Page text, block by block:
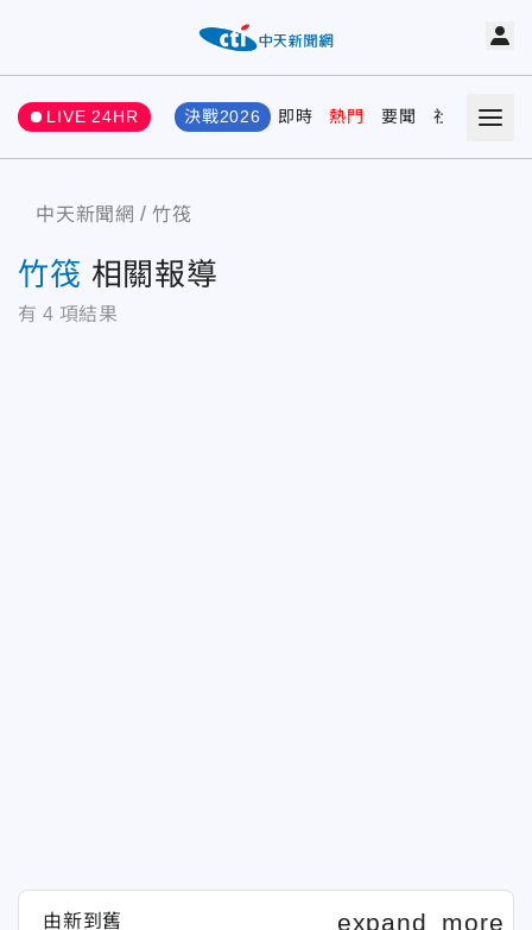
LIVE 24HR 決戰2026 即時 熱門 要聞 社會 娛樂
中天新聞網 竹筏
竹筏 相關報導
有 4 項結果